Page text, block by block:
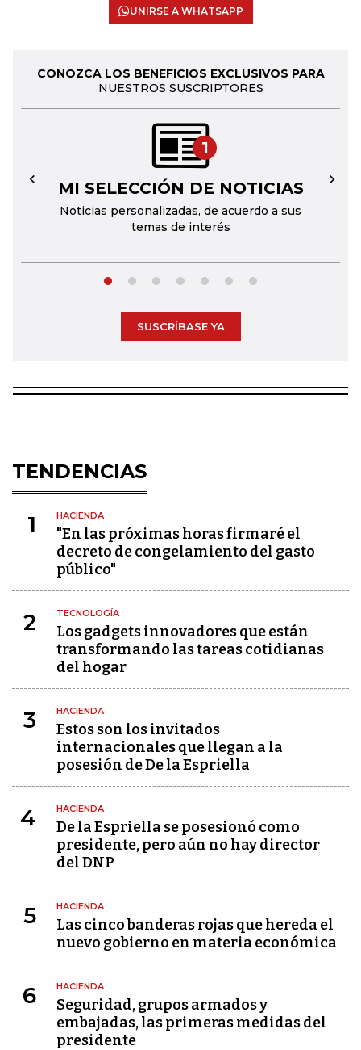
UNIRSE A WHATSAPP
CONOZCA LOS BENEFICIOS EXCLUSIVOS PARA
NUESTROS SUSCRIPTORES
1
MI SELECCIÓN DE NOTICIAS
Noticias personalizadas, de acuerdo a sus
temas de interés
← →
SUSCRÍBASE YA
TENDENCIAS
1 HACIENDA
"En las próximas horas firmaré el
decreto de congelamiento del gasto
público"
2 TECNOLOGÍA
Los gadgets innovadores que están
transformando las tareas cotidianas
del hogar
3 HACIENDA
Estos son los invitados
internacionales que llegan a la
posesión de De la Espriella
4 HACIENDA
De la Espriella se posesionó como
presidente, pero aún no hay director
del DNP
5 HACIENDA
Las cinco banderas rojas que hereda el
nuevo gobierno en materia económica
6 HACIENDA
Seguridad, grupos armados y
embajadas, las primeras medidas del
presidente